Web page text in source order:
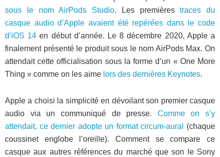
sous le nom AirPods Studio. Les premièrestraces du
casque audio d’Apple avaient été repérées dans le code
d’iOS 14 en début d’année. Le 8 décembre 2020, Apple a
finalement présenté le produit sous le nom AirPods Max. On
attendait cette officialisation sous la forme d’un « One More
Thing » comme on les aime lors des dernières Keynotes.
Apple a choisi la simplicité en dévoilant son premier casque
audio via un communiqué de presse. Comme on s’y
attendait, ce dernier adopte un format circum-aural
(chaque
coussinet englobe l’oreille). Comment se compare ce
casque aux autres références du marché que son le Sony